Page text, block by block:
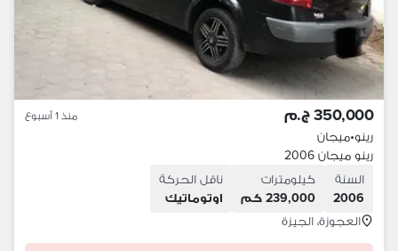
350,000 ج.م منذ 1 أسبوع
رينو•ميجان
رينو ميجان 2006
السنة
2006
كيلومترات
239,000 كم
ناقل الحركة
اوتوماتيك
العجوزة، الجيزة